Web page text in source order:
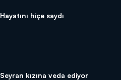
Hayatını hiçe saydı
Seyran kızına veda ediyor